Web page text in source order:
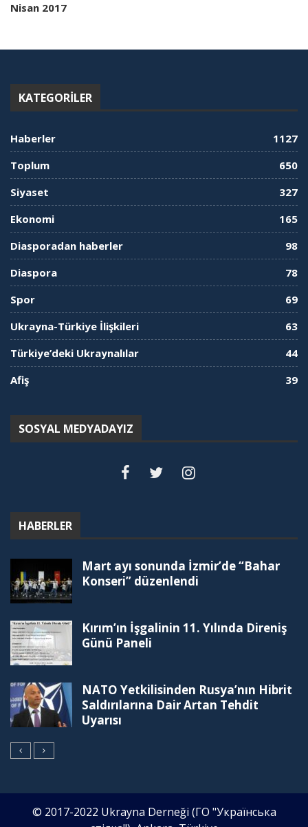
Nisan 2017
KATEGORILER
Haberler
1127
Toplum
650
Siyaset
327
Ekonomi
165
Diasporadan haberler
98
Diaspora
78
Spor
69
Ukrayna-Türkiye İlişkileri
63
Türkiye’deki Ukraynalılar
44
Afiş
39
SOSYAL MEDYADAYIZ
HABERLER
Mart ayı sonunda İzmir’de “Bahar
Konseri” düzenlendi
Kırım’ın İşgalinin 11. Yılında Direniş
Günü Paneli
NATO Yetkilisinden Rusya’nın Hibrit
Saldırılarına Dair Artan Tehdit
Uyarısı
© 2017-2022 Ukrayna Derneği (ГО "Українська